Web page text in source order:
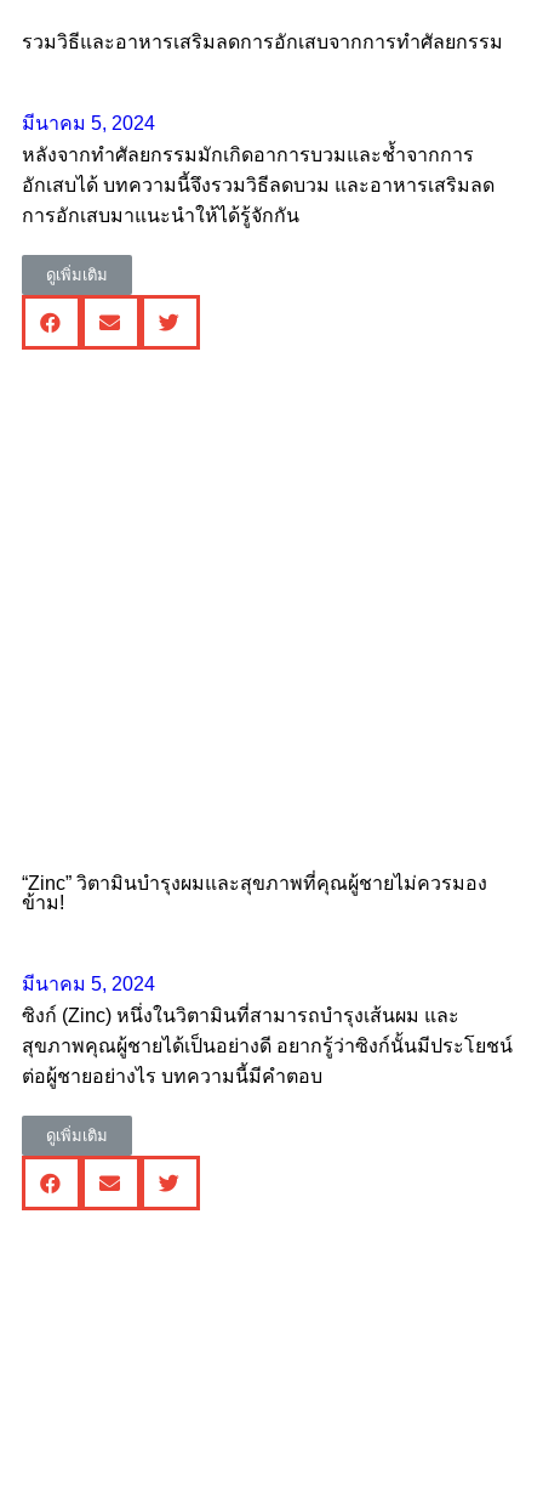
รวมวิธีและอาหารเสริมลดการอักเสบจากการทำศัลยกรรม
มีนาคม 5, 2024
หลังจากทำศัลยกรรมมักเกิดอาการบวมและช้ำจากการ
อักเสบได้ บทความนี้จึงรวมวิธีลดบวม และอาหารเสริมลด
การอักเสบมาแนะนำให้ได้รู้จักกัน
ดูเพิ่มเติม
“Zinc” วิตามินบำรุงผมและสุขภาพที่คุณผู้ชายไม่ควรมอง
ข้าม!
มีนาคม 5, 2024
ซิงก์ (Zinc) หนึ่งในวิตามินที่สามารถบำรุงเส้นผม และ
สุขภาพคุณผู้ชายได้เป็นอย่างดี อยากรู้ว่าซิงก์นั้นมีประโยชน์
ต่อผู้ชายอย่างไร บทความนี้มีคำตอบ
ดูเพิ่มเติม